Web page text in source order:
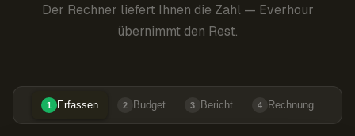
Der Rechner liefert Ihnen die Zahl — Everhour
übernimmt den Rest.
1 Erfassen 2 Budget 3 Bericht 4 Rechnung